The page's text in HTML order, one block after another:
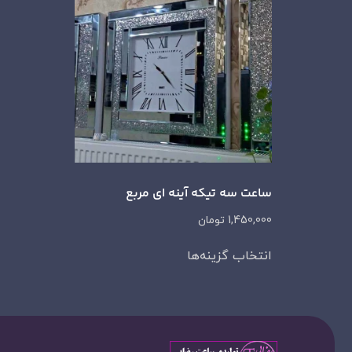
ساعت سه تیکه آینه ای مربع
1,450,000 تومان
انتخاب گزینه‌ها